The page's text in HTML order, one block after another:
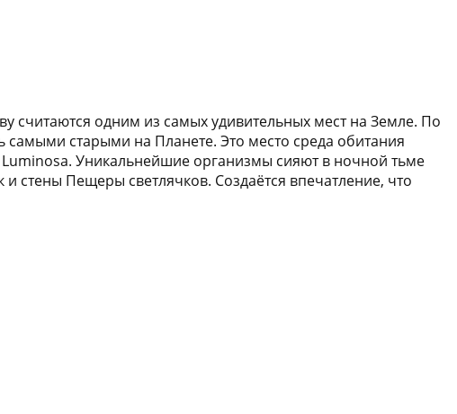
считаются одним из самых удивительных мест на Земле. По
старыми на Планете. Это место среда обитания
Уникальнейшие организмы сияют в ночной тьме
стены Пещеры светлячков. Создаётся впечатление, что